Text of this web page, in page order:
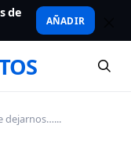
de
AÑADIR
dejarnos…...